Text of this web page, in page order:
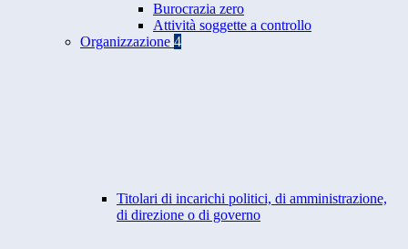
Burocrazia zero
Attività soggette a controllo
Organizzazione 4
Titolari di incarichi politici, di amministrazione,
di direzione o di governo